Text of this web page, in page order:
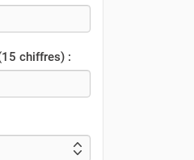
chiffres) :